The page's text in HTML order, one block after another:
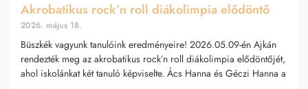
Akrobatikus rock’n roll diákolimpia elődöntő
2026. május 18.
Büszkék vagyunk tanulóink eredményeire! 2026.05.09-én Ajkán
rendezték meg az akrobatikus rock’n roll diákolimpia elődöntőjét,
ahol iskolánkat két tanuló képviselte. Ács Hanna és Géczi Hanna a